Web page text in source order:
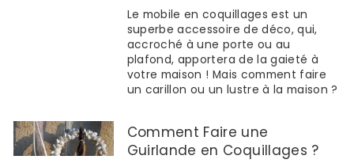
Le mobile en coquillages est un
superbe accessoire de déco, qui,
accroché à une porte ou au
plafond, apportera de la gaieté à
votre maison ! Mais comment faire
un carillon ou un lustre à la maison ?
Comment Faire une
Guirlande en Coquillages ?